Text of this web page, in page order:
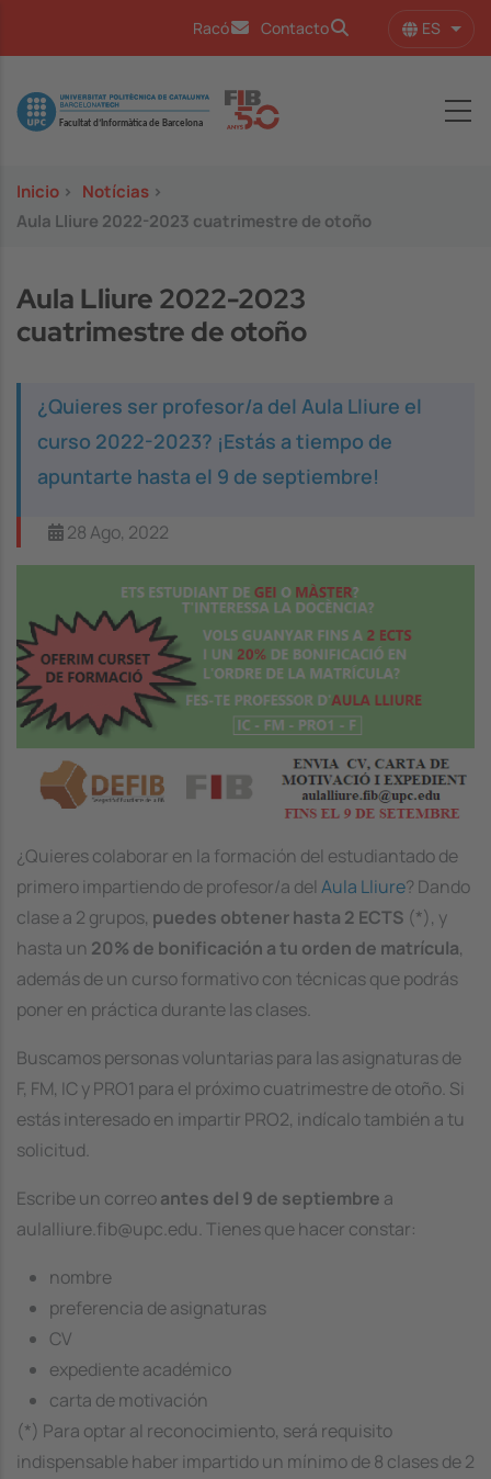
Racó Contacto ES
Image
Inicio > Notícias >
Aula Lliure 2022-2023 cuatrimestre de otoño
Aula Lliure 2022-2023
cuatrimestre de otoño
¿Quieres ser profesor/a del Aula Lliure el
curso 2022-2023? ¡Estás a tiempo de
apuntarte hasta el 9 de septiembre!
28 Ago, 2022
¿Quieres colaborar en la formación del estudiantado de
primero impartiendo de profesor/a del Aula Lliure? Dando
clase a 2 grupos, puedes obtener hasta 2 ECTS (*), y
hasta un 20% de bonificación a tu orden de matrícula,
además de un curso formativo con técnicas que podrás
poner en práctica durante las clases.
Buscamos personas voluntarias para las asignaturas de
F, FM, IC y PRO1 para el próximo cuatrimestre de otoño. Si
estás interesado en impartir PRO2, indícalo también a tu
solicitud.
Escribe un correoantes del 9 de septiembre a
aulalliure.fib@upc.edu. Tienes que hacer constar:
nombre
preferencia de asignaturas
CV
expediente académico
carta de motivación
(*) Para optar al reconocimiento, será requisito
indispensable haber impartido un mínimo de 8 clases de 2